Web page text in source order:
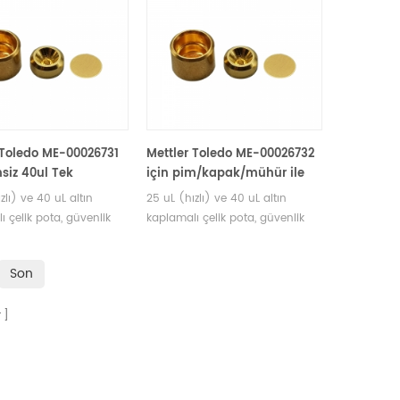
üreticisi.
ME-00026731
40ul Tek
yüksek basınçlı
ve 40 uL altın
çelik pota, güvenlik
Mettler Toledo ME-00026732
için pim/kapak/mühür ile
40ul tek kullanımlık yüksek
basınç
25 uL (hızlı) ve 40 uL altın
kaplamalı çelik pota, güvenlik
Son